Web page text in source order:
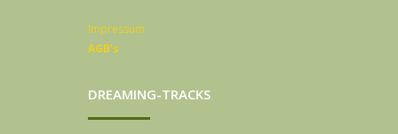
Impressum
AGB’s
DREAMING-TRACKS